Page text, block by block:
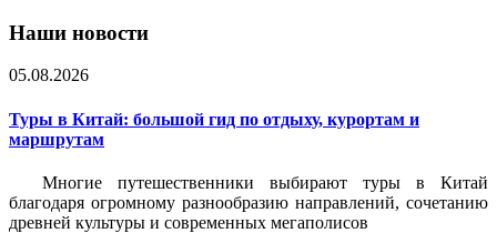
Наши новости
05.08.2026
Туры в Китай: большой гид по отдыху, курортам и
маршрутам
Многие путешественники выбирают туры в Китай
благодаря огромному разнообразию направлений, сочетанию
древней культуры и современных мегаполисов